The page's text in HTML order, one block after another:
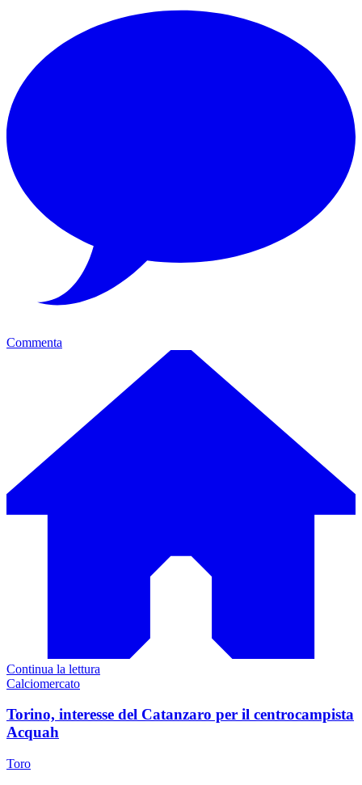
Commenta
Continua la lettura
Calciomercato
Torino, interesse del Catanzaro per il centrocampista
Acquah
Toro